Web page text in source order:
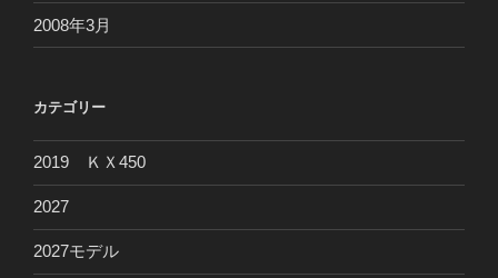
2008年3月
カテゴリー
2019 ＫＸ450
2027
2027モデル